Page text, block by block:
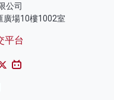
公司
廣場10樓1002室
平台